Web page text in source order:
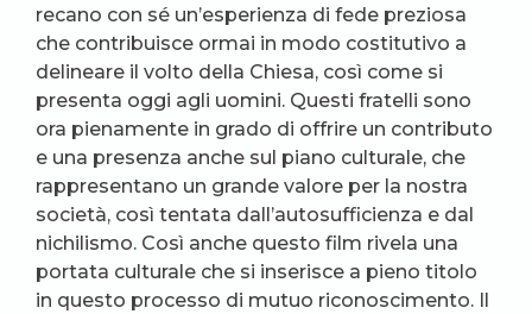
recano con sé un’esperienza di fede preziosa
che contribuisce ormai in modo costitutivo a
delineare il volto della Chiesa, così come si
presenta oggi agli uomini. Questi fratelli sono
ora pienamente in grado di offrire un contributo
e una presenza anche sul piano culturale, che
rappresentano un grande valore per la nostra
società, così tentata dall’autosufficienza e dal
nichilismo. Così anche questo film rivela una
portata culturale che si inserisce a pieno titolo
in questo processo di mutuo riconoscimento. Il